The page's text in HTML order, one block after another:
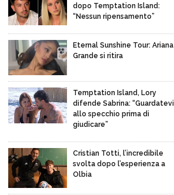
dopo Temptation Island:
“Nessun ripensamento”
Eternal Sunshine Tour: Ariana
Grande si ritira
Temptation Island, Lory
difende Sabrina: “Guardatevi
allo specchio prima di
giudicare”
Cristian Totti, l’incredibile
svolta dopo l’esperienza a
Olbia